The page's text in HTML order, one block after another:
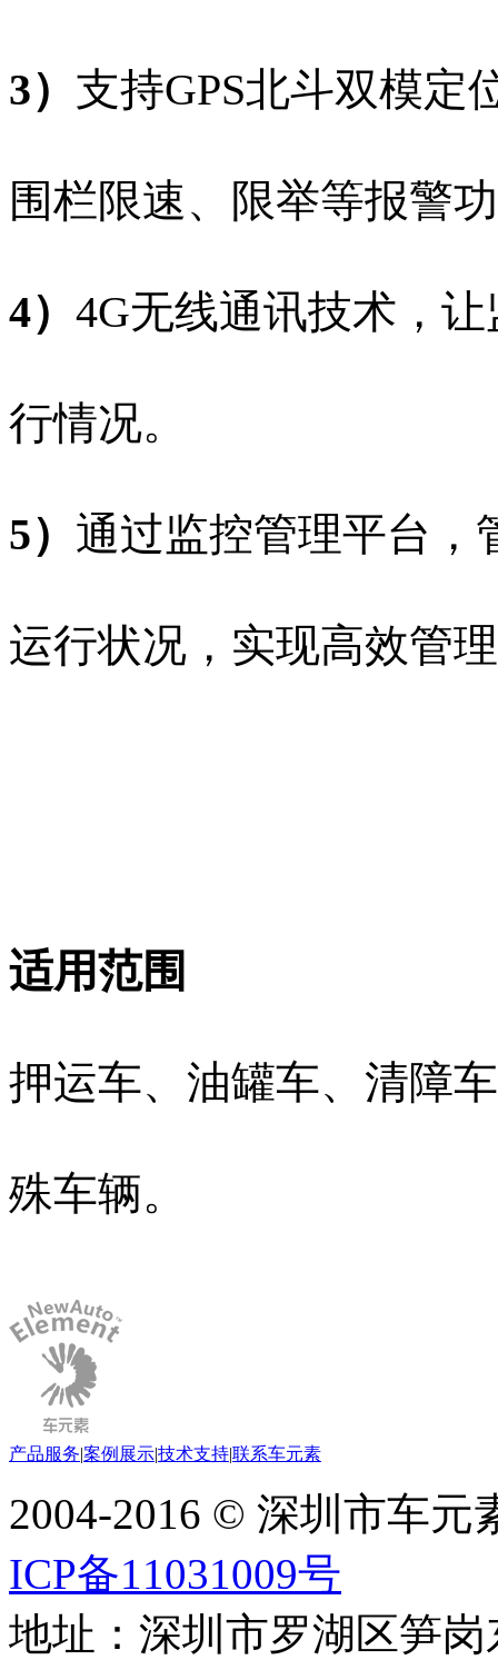
3） 支持GPS北斗双模定
围栏限速、限举等报警
4） 4G无线通讯技术，
行情况。
5） 通过监控管理平台，
运行状况，实现高效管
适用范围
押运车、油罐车、清障
殊车辆。
产品服务|案例展示|技术支持|联系车元素
2004-2016 © 深圳市车
ICP备11031009号
地址：深圳市罗湖区笋